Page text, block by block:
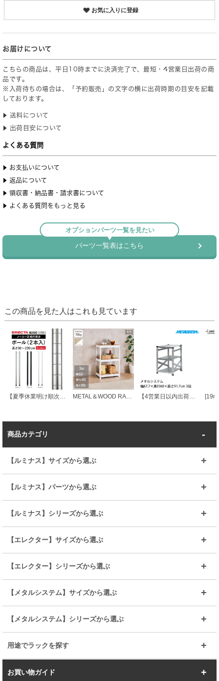
お気に入りに登録
この商品を見た人はこれも見ています
【夏季休業明け順次発送】 エレクターベーシック ポール METAL＆WOOD RACK メタルウッドラック キッチンラック 幅60 3段(幅61×奥行41×高さ90cm) ホワイト MWKT6090-3 【4営業日以内出荷】メタルシステム 幅67.7×奥行60×高さ91.7cm 3段 MS693D6
商品カテゴリ
【ルミナス】サイズから選ぶ
～幅35
～幅65
BIGラック(150～180)
【ルミナス】パーツから選ぶ
25mmシェルフ
25mmポール
その他便利パーツ
【ルミナス】シリーズから選ぶ
ルミナスレギュラー
メタルルミナス
25mm
25mm
【エレクター】サイズから選ぶ
幅45cm
幅150cm
【エレクター】シリーズから選ぶ
シリーズ
樹脂製メトロマックス
【メタルシステム】サイズから選ぶ
幅67.7cm
【メタルシステム】シリーズから選ぶ
スーパー123
用途でラックを探す
突っ張りラック
お買い物ガイド